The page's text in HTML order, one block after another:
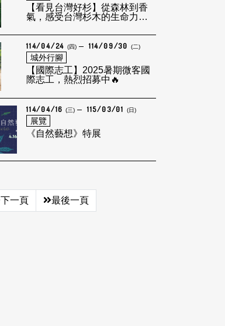
【看見台灣好杉】從森林到香
氣，感受台灣杉木的生命力與
114/04/24 (四) 114/09/30 (二)
城外行腳
【國際志工】2025暑期微客國
際志工，熱烈招募中🔥
114/04/16 (三) 115/03/01 (日)
展覽
《自然藝想》特展
下一頁 最後一頁